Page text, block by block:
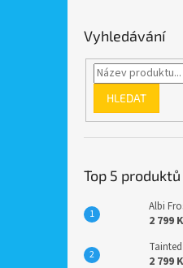
Vyhledávání
HLEDAT
Top 5 produktů
Albi
2 799
2 799